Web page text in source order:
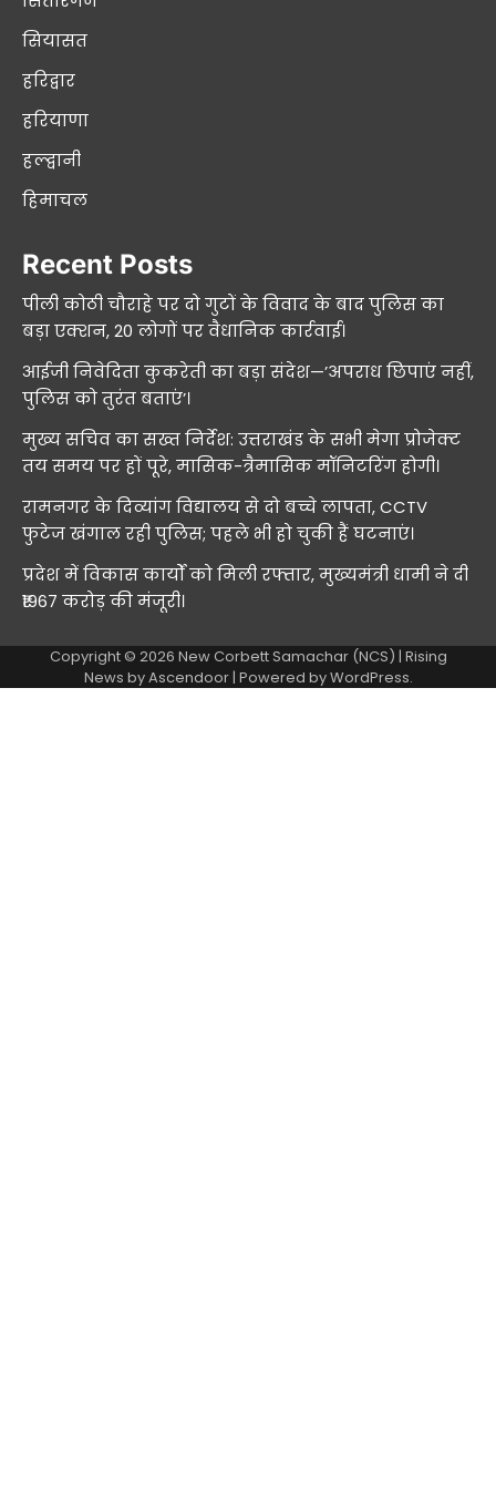
सियासत
हरिद्वार
हरियाणा
हल्द्वानी
हिमाचल
Recent Posts
पीली कोठी चौराहे पर दो गुटों के विवाद के बाद पुलिस का
बड़ा एक्शन, 20 लोगों पर वैधानिक कार्रवाई।
आईजी निवेदिता कुकरेती का बड़ा संदेश—’अपराध छिपाएं नहीं,
पुलिस को तुरंत बताएं’।
मुख्य सचिव का सख्त निर्देश: उत्तराखंड के सभी मेगा प्रोजेक्ट
तय समय पर हों पूरे, मासिक-त्रैमासिक मॉनिटरिंग होगी।
रामनगर के दिव्यांग विद्यालय से दो बच्चे लापता, CCTV
फुटेज खंगाल रही पुलिस; पहले भी हो चुकी हैं घटनाएं।
प्रदेश में विकास कार्यों को मिली रफ्तार, मुख्यमंत्री धामी ने दी
₹1967 करोड़ की मंजूरी।
Copyright © 2026 New Corbett Samachar (NCS) | Rising
News byAscendoor| Powered byWordPress.